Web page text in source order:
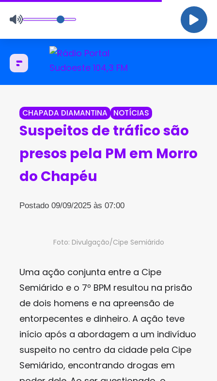
CHAPADA DIAMANTINA NOTÍCIAS
Suspeitos de tráfico são
presos pela PM em Morro
do Chapéu
Postado 09/09/2025 às 07:00
Foto: Divulgação/Cipe Semiárido
Uma ação conjunta entre a Cipe
Semiárido e o 7º BPM resultou na prisão
de dois homens e na apreensão de
entorpecentes e dinheiro. A ação teve
início após a abordagem a um indivíduo
suspeito no centro da cidade pela Cipe
Semiárido, encontrando drogas em